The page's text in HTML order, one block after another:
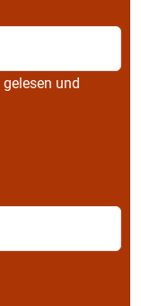
gelesen und